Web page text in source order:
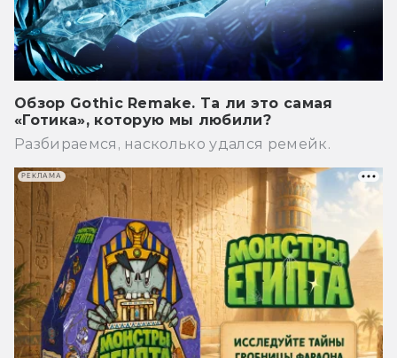
Обзор Gothic Remake. Та ли это самая
«Готика», которую мы любили?
Разбираемся, насколько удался ремейк.
РЕКЛАМА